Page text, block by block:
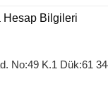
Hesap Bilgileri
No:49 K.1 Dük:61